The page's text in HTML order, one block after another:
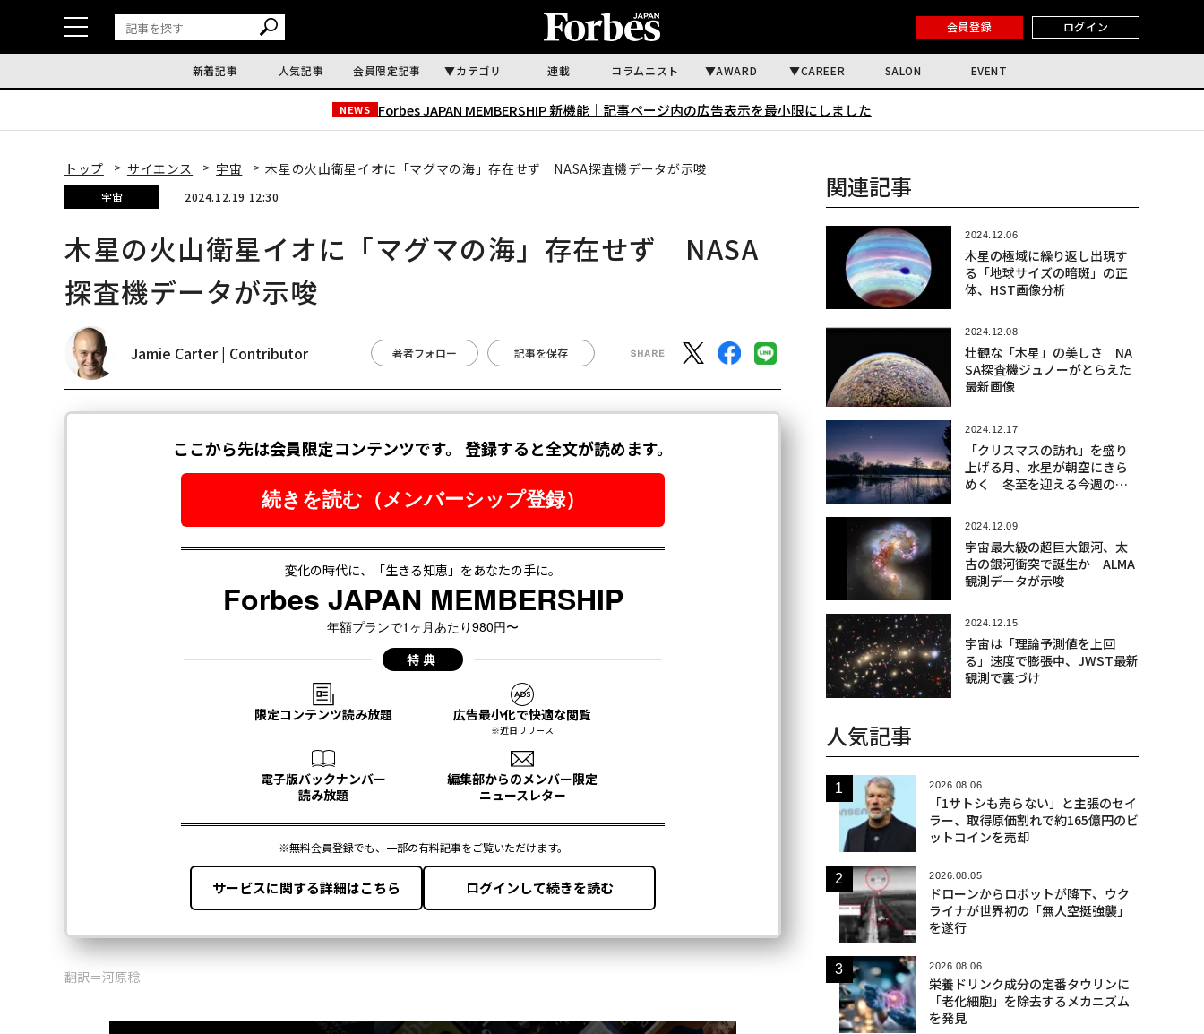
会員登録 ログイン
新着記事 人気記事 会員限定記事 カテゴリ 連載 コラムニスト AWARD CAREER SALON EVENT
NEWS Forbes JAPAN MEMBERSHIP 新機能｜ 記事ページ内の広告表示を最小限にしました
トップ サイエンス 宇宙 木星の火山衛星イオに「マグマの海」存在せず NASA探査機データが示唆
宇宙 2024.12.19 12:30
木星の火山衛星イオに「マグマの海」存在せず NASA
探査機データが示唆
Jamie Carter | Contributor 著者フォロー 記事を保存
翻訳＝河原稔
関連記事
2024.12.06
木星の極域に繰り返し出現す
る「地球サイズの暗斑」の正
体、HST画像分析
2024.12.08
壮観な「木星」の美しさ NA
SA探査機ジュノーがとらえた
最新画像
2024.12.17
「クリスマスの訪れ」を盛り
上げる月、水星が朝空にきら
めく 冬至を迎える今週の夜
2024.12.09
宇宙最大級の超巨大銀河、太
古の銀河衝突で誕生か ALMA
観測データが示唆
2024.12.15
宇宙は「理論予測値を上回
る」速度で膨張中、JWST最新
観測で裏づけ
人気記事
2026.08.06
「1サトシも売らない」と主張のセイ
ラー、取得原価割れで約165億円のビ
ットコインを売却
2026.08.05
ドローンからロボットが降下、ウク
ライナが世界初の「無人空挺強襲」
を遂行
2026.08.06
栄養ドリンク成分の定番タウリンに
「老化細胞」を除去するメカニズム
を発見